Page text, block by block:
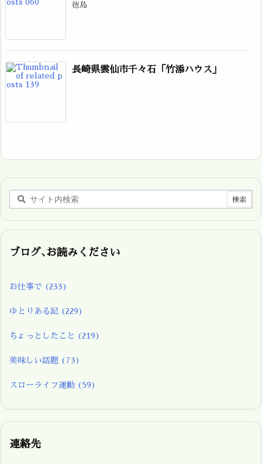
徳島
長崎県雲仙市千々石「竹添ハウス」
ブログ､お読みください
お仕事で (233)
ゆとりある記 (229)
ちょっとしたこと (219)
美味しい話題 (73)
スローライフ運動 (59)
連絡先